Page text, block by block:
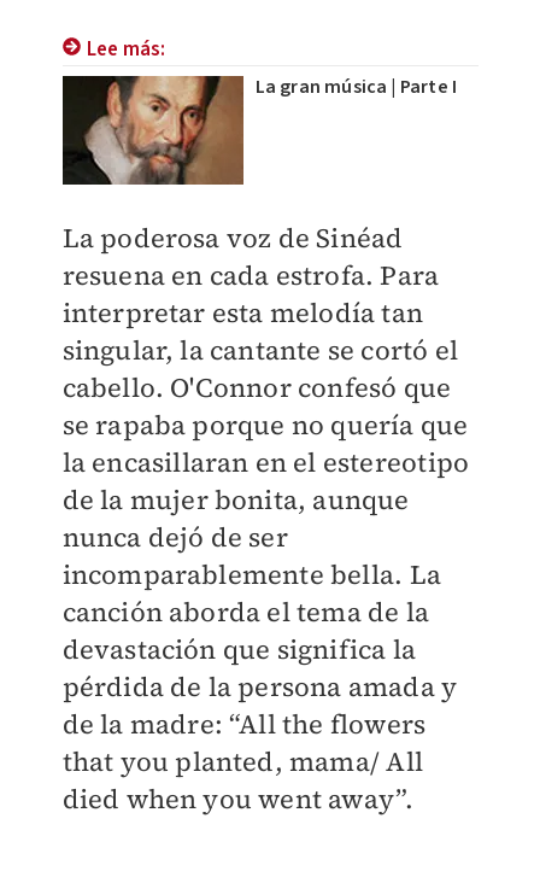
Lee más:
La gran música | Parte I
La poderosa voz de Sinéad
resuena en cada estrofa. Para
interpretar esta melodía tan
singular, la cantante se cortó el
cabello. O'Connor confesó que
se rapaba porque no quería que
la encasillaran en el estereotipo
de la mujer bonita, aunque
nunca dejó de ser
incomparablemente bella. La
canción aborda el tema de la
devastación que significa la
pérdida de la persona amada y
de la madre: “All the flowers
that you planted, mama/ All
died when you went away”.